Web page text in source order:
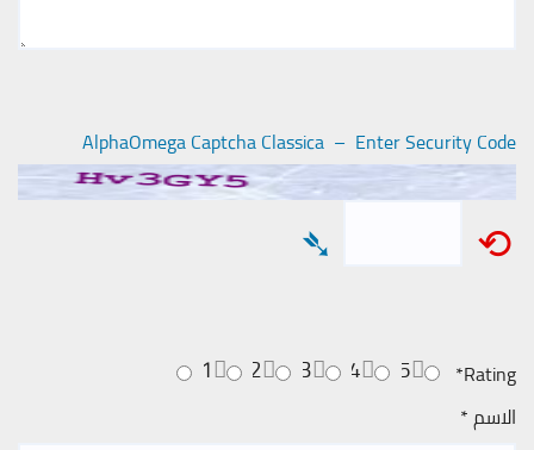
AlphaOmega Captcha Classica – Enter Security Code
⟲
➴
Rating
*
5
4
3
2
1
الاسم*